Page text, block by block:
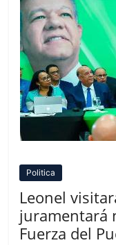
Politica
Leonel
juramentará
Fuerza del